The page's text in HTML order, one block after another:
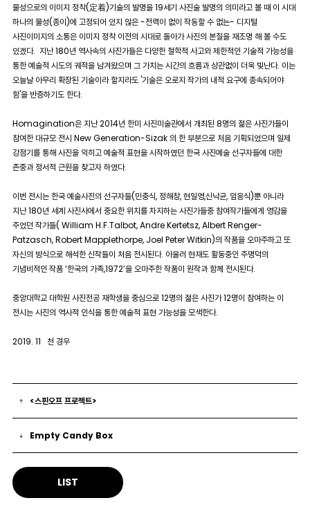
물성으로의 이미지 정착(定着)기술의 발명을 19세기 사진술 발명의 의미라고 볼 때 이 시대
하나의 물성(종이)에 고정되어 있지 않은 -전력이 없이 작동할 수 없는- 디지털
사진이미지의 소통은 이미지 정착 이전의 시대로 돌아가 사진의 본질을 재조명 해 볼 수도
있겠다. 지난 180년 역사속의 사진가들은 다양한 철학적 사고와 제한적인 기술적 가능성을
통한 예술적 시도의 궤적을 남겨왔으며 그 가치는 시간의 흐름과 상관없이 더욱 빛난다. 이는
오늘날 아무리 확장된 기술이라 할지라도 '기술은 오로지 작가의 내적 요구에 종속되어야
함'을 반증하기도 한다.
Homagination은 지난 2014년 한미 사진미술관에서 개최된 8명의 젊은 사진가들이
참여한 대규모 전시 New Generation-Sizak 의 한 부분으로 처음 기획되었으며 일제
강점기를 통해 사진을 익히고 예술적 표현을 시작하였던 한국 사진예술 선구자들에 대한
존중과 정서적 근원을 찾고자 하였다.
이번 전시는 한국 예술사진의 선구자들(민충식, 정해창, 현일영,신낙균, 임응식)뿐 아니라
지난 180년 세계 사진사에서 중요한 위치를 차지하는 사진가들중 참여작가들에게 영감을
주었던 작가들( William H.F.Talbot, Andre Kertetsz, Albert Renger-
Patzasch, Robert Mapplethorpe, Joel Peter Witkin)의 작품을 오마주하고 또
자신의 방식으로 해석한 신작들이 처음 전시된다. 아울러 현재도 활동중인 주명덕의
기념비적인 작품 ‘한국의 가족,1972’을 오마주한 작품이 원작과 함께 전시된다.
중앙대학교 대학원 사진전공 재학생을 중심으로 12명의 젊은 사진가 12명이 참여하는 이
전시는 사진의 역사적 인식을 통한 예술적 표현 가능성을 모색한다.
2019. 11 천 경우
<스핀오프 프로젝트>
Empty Candy Box
LIST